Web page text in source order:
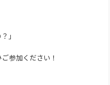
」
参加ください！